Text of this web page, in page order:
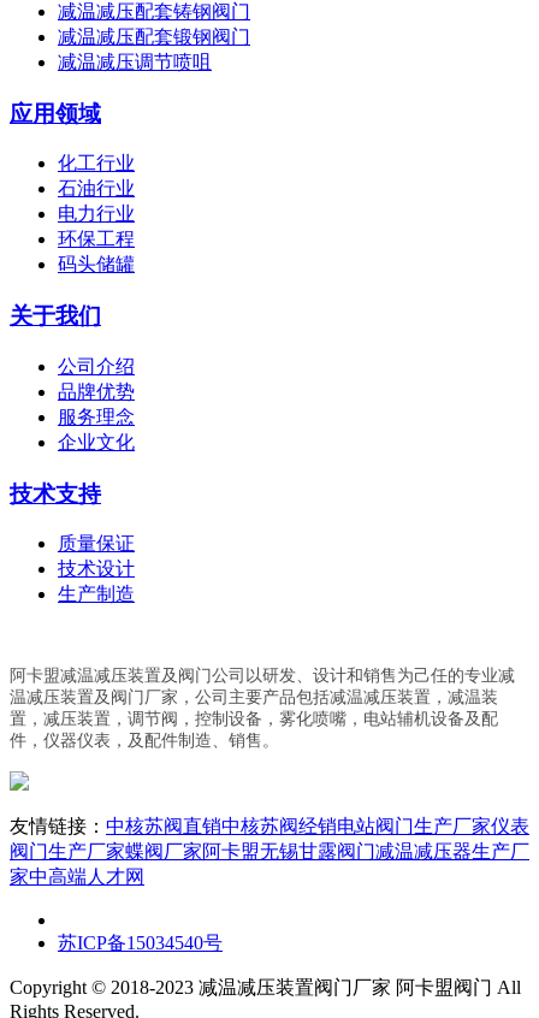
减温减压配套铸钢阀门
减温减压配套锻钢阀门
减温减压调节喷咀
应用领域
化工行业
石油行业
电力行业
环保工程
码头储罐
关于我们
公司介绍
品牌优势
服务理念
企业文化
技术支持
质量保证
技术设计
生产制造
阿卡盟减温减压装置及阀门公司以研发、设计和销售为己任的专业减
温减压装置及阀门厂家，公司主要产品包括减温减压装置，减温装
置，减压装置，调节阀，控制设备，雾化喷嘴，电站辅机设备及配
件，仪器仪表，及配件制造、销售。
友情链接： 中核苏阀直销中核苏阀经销电站阀门生产厂家仪表
阀门生产厂家蝶阀厂家阿卡盟无锡甘露阀门减温减压器生产厂
家中高端人才网
苏ICP备15034540号
Copyright © 2018-2023 减温减压装置阀门厂家 阿卡盟阀门 All
Rights Reserved.